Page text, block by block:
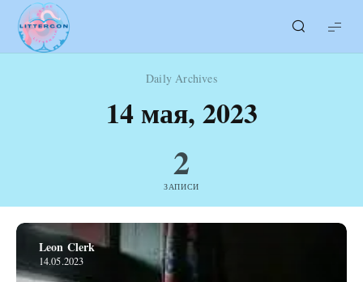
LITTERcon
Daily Archives
14 мая, 2023
2
ЗАПИСИ
Игорь Крапивин
14.05.2023
Leon Clerk
14.05.2023